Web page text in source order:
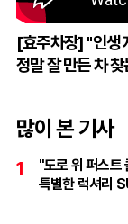
[효주차장] "인생
정말 잘 만든 차
많이 본 기사
1
"도로 위 퍼스트
특별한 럭셔리